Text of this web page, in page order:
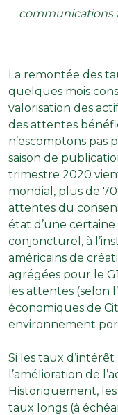
communications
La remontée des
quelques mois
valorisation des
des attentes
n’escomptons pas
saison de
trimestre 2020
mondial, plus de
attentes du
état d’une
conjoncturel, à
américains de
agrégées pour le
les attentes (selon
économiques de
environnement
Si les taux
l’amélioration de
Historiquement,
taux longs (à